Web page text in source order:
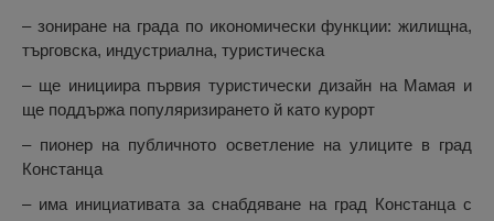
– зониране на града по икономически функции: жилищна,
търговска, индустриална, туристическа
– ще инициира първия туристически дизайн на Мамая и
ще поддържа популяризирането й като курорт
– пионер на публичното осветление на улиците в град
Констанца
– има инициативата за снабдяване на град Констанца с